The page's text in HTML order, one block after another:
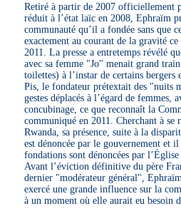
Retiré à partir de 2007 officiellement
réduit à l’état laïc en 2008, Ephraïm
communauté qu’il a fondée sans que
exactement au courant de la gravité
2011. La presse a entretemps révélé
avec sa femme "Jo" menait grand
toilettes) à l’instar de certains bergers
Pis, le fondateur prétextait des "nuits
gestes déplacés à l’égard de
concubinage, ce que reconnaît la
communiqué en 2011. Cherchant à se
Rwanda, sa présence, suite à la
est dénoncée par le gouvernement et
fondations sont dénoncées par
Avant l’éviction définitive du père
dernier "modérateur général",
exercé une grande influence sur la
à un moment où elle aurait eu besoin